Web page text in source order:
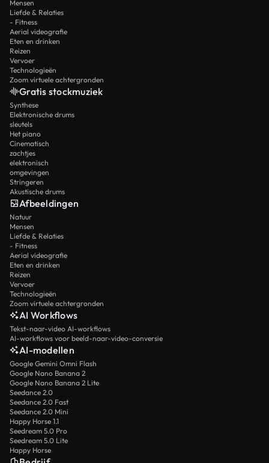
Mensen
Liefde & Relaties
- Fitness
Aerial videografie
Eten en drinken
Reizen
Vervoer
Technologieën
Zoom virtuele achtergronden
Gratis stockmuziek
Synthese
Elektronische drums
sleutels
Het piano
Cinematisch
zachtjes
elektronisch
omgevingen
Stringeren
Akustische drums
Afbeeldingen
Natuur
Mensen
Liefde & Relaties
- Fitness
Aerial videografie
Eten en drinken
Reizen
Vervoer
Technologieën
Zoom virtuele achtergronden
AI Workflows
Tekst-naar-video AI-workflows
AI-workflows voor beeld-naar-video-conversie
AI-modellen
Google Gemini Omni Flash
Google Nano Banana 2
Google Nano Banana 2 Lite
Seedance 2.0
Seedance 2.0 Fast
Seedance 2.0 Mini
Happy Horse 1.1
Seedream 5.0 Pro
Seedream 5.0 Lite
Happy Horse